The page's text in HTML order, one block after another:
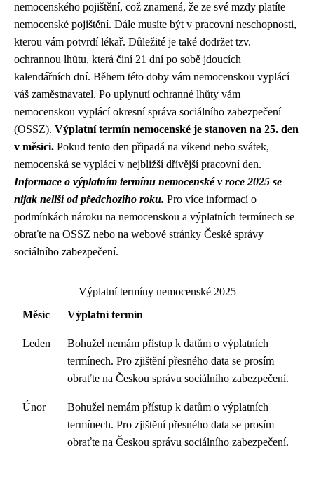
nemocenského pojištění, což znamená, že ze své mzdy platíte
nemocenské pojištění. Dále musíte být v pracovní neschopnosti,
kterou vám potvrdí lékař. Důležité je také dodržet tzv.
ochrannou lhůtu, která činí 21 dní po sobě jdoucích
kalendářních dní. Během této doby vám nemocenskou vyplácí
váš zaměstnavatel. Po uplynutí ochranné lhůty vám
nemocenskou vyplácí okresní správa sociálního zabezpečení
(OSSZ). Výplatní termín nemocenské je stanoven na 25. den
v měsíci. Pokud tento den připadá na víkend nebo svátek,
nemocenská se vyplácí v nejbližší dřívější pracovní den.
Informace o výplatním termínu nemocenské v roce 2025 se
nijak neliší od předchozího roku. Pro více informací o
podmínkách nároku na nemocenskou a výplatních termínech se
obraťte na OSSZ nebo na webové stránky České správy
sociálního zabezpečení.
Výplatní termíny nemocenské 2025
Měsíc
Výplatní termín
Leden
Bohužel nemám přístup k datům o výplatních
termínech. Pro zjištění přesného data se prosím
obraťte na Českou správu sociálního zabezpečení.
Únor
Bohužel nemám přístup k datům o výplatních
termínech. Pro zjištění přesného data se prosím
obraťte na Českou správu sociálního zabezpečení.